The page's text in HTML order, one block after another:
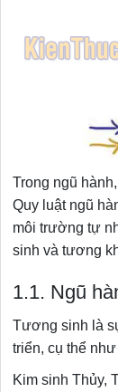
Trong ngũ
Quy luật ngũ
môi trường tự
sinh và tương
1.1. Ngũ
Tương sinh là
triển, cụ thể như
Kim sinh Thủy,